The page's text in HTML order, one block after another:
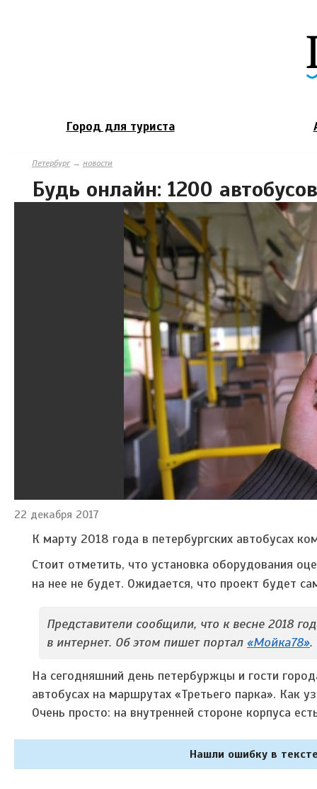
Город для туриста
Петербург→ новости
Будь онлайн: 1200
22 декабря 2017
К марту 2018 года в петербургских автобусах
Стоит отметить, что установка оборудования
на нее не будет. Ожидается, что проект будет
Представители сообщили, что к весне 2018
в интернет. Об этом пишет портал «Мойка78».
На сегодняшний день петербуржцы и гости
автобусах на маршрутах «Третьего парка». Как
Очень просто: на внутренней стороне корпуса
Нашли ошибку в